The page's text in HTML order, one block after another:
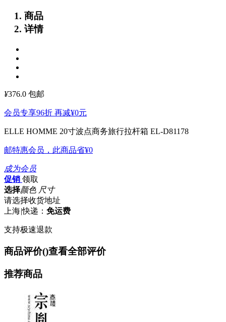
商品
详情
¥376.0 包邮
会员专享96折 再减¥0元
ELLE HOMME 20寸波点商务旅行拉杆箱 EL-D81178
邮特惠会员，此商品省¥0
成为会员
促销 领取
选择颜色 尺寸
请选择收货地址
上海|快递： 免运费
支持极速退款
商品评价()查看全部评价
推荐商品